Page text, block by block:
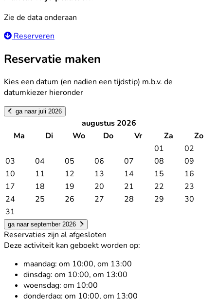
Zie de data onderaan
Reserveren
Reservatie maken
Kies een datum (en nadien een tijdstip) m.b.v. de
datumkiezer hieronder
ga naar juli 2026
augustus 2026
Ma
Di Wo Do Vr Za
Zo
01
02
03
04 05 06 07 08
09
10
11 12 13 14 15
16
17
18 19 20 21 22
23
24
25 26 27 28 29
30
31
ga naar september 2026
Reservaties zijn al afgesloten
Deze activiteit kan geboekt worden op:
maandag: om 10:00, om 13:00
dinsdag: om 10:00, om 13:00
woensdag: om 10:00
donderdag: om 10:00, om 13:00